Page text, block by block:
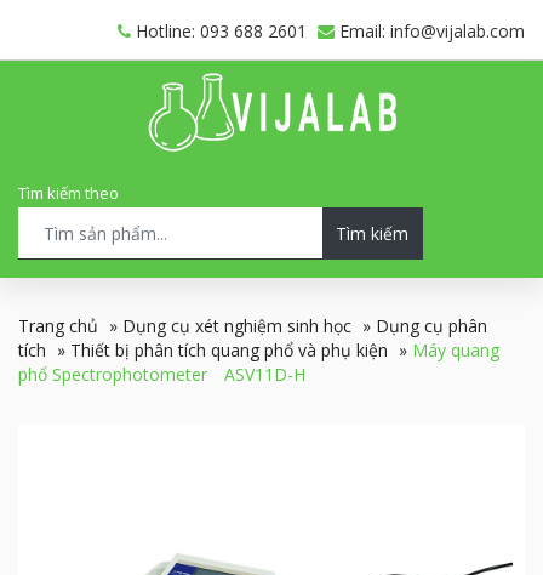
Hotline: 093 688 2601 Email: info@vijalab.com
Tìm kiếm theo
Tìm kiếm
Trang chủ » Dụng cụ xét nghiệm sinh học » Dụng cụ phân
tích » Thiết bị phân tích quang phổ và phụ kiện » Máy quang
phổ Spectrophotometer ASV11D-H